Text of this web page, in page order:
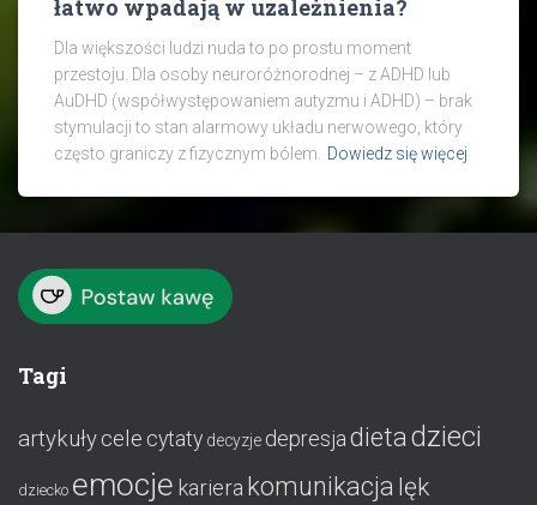
łatwo wpadają w uzależnienia?
Dla większości ludzi nuda to po prostu moment
przestoju. Dla osoby neuroróżnorodnej – z ADHD lub
AuDHD (współwystępowaniem autyzmu i ADHD) – brak
stymulacji to stan alarmowy układu nerwowego, który
często graniczy z fizycznym bólem.
Dowiedz się więcej
Tagi
artykułycele cytaty decyzje depresja dietadzieci
dziecko emocje kariera komunikacja lęk